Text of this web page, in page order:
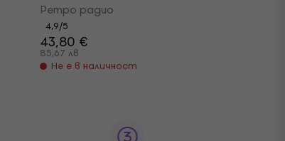
Ретро радио
4,9/5
43,80 €
85,67 лв
Не е в наличност